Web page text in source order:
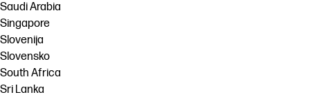
Saudi Arabia
Singapore
Slovenija
Slovensko
South Africa
Sri Lanka